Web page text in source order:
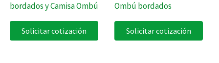
bordados y Camisa Ombú
Solicitar cotización
Ombú bordados
Solicitar cotización